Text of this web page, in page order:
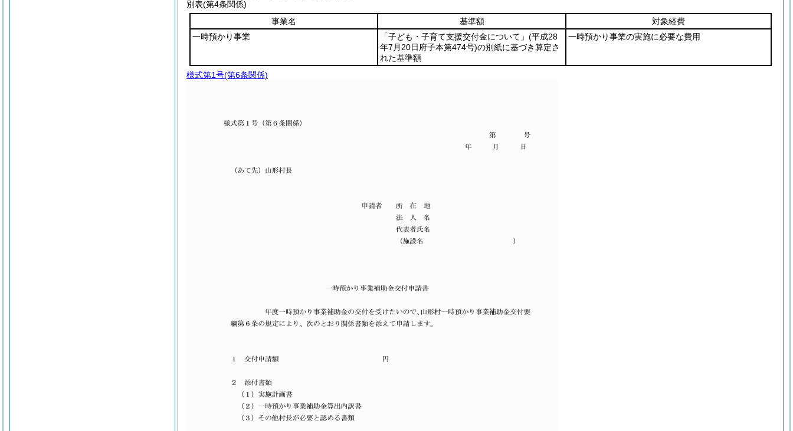
別表(第4条関係)
事業名
基準額
対象経費
一時預かり事業
「子ども・子育て支援交付金について」 (平成28
年7月20日府子本第474号)の別紙に基づき算定さ
れた基準額
一時預かり事業の実施に必要な費用
様式第1号(第6条関係)